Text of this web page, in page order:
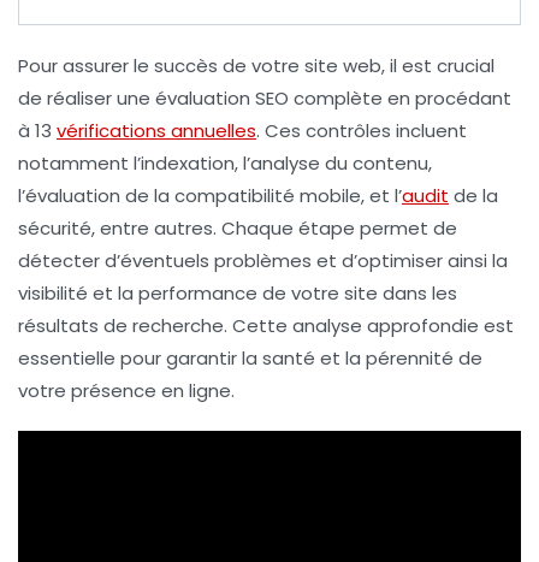
Pour assurer le succès de votre site web, il est crucial
de réaliser une évaluation SEO complète en procédant
à 13 vérifications annuelles. Ces contrôles incluent
notamment l’indexation, l’analyse du contenu,
l’évaluation de la compatibilité mobile, et l’audit de la
sécurité, entre autres. Chaque étape permet de
détecter d’éventuels problèmes et d’optimiser ainsi la
visibilité et la performance de votre site dans les
résultats de recherche. Cette analyse approfondie est
essentielle pour garantir la santé et la pérennité de
votre présence en ligne.